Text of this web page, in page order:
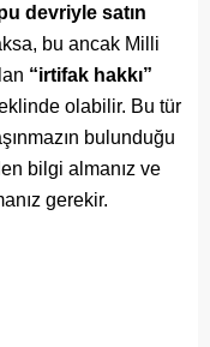
devriyle satın
bu ancak Milli
“irtifak hakkı”
olabilir. Bu tür
bulunduğu
bilgi almanız ve
gerekir.